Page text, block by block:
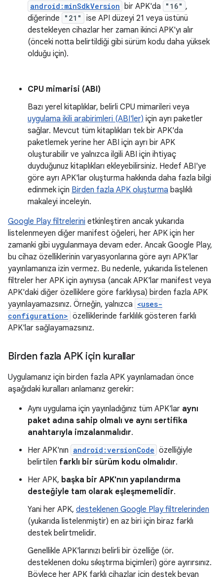
android:minSdkVersion bir APK'da "16" ,
diğerinde
"21"
ise API düzeyi 21 veya üstünü
destekleyen cihazlar her zaman ikinci APK'yı alır
(önceki notta belirtildiği gibi sürüm kodu daha yüksek
olduğu için).
CPU mimarisi (ABI)
Bazı yerel kitaplıklar, belirli CPU mimarileri veya
uygulama ikili arabirimleri (ABI'ler) için ayrı paketler
sağlar. Mevcut tüm kitaplıkları tek bir APK'da
paketlemek yerine her ABI için ayrı bir APK
oluşturabilir ve yalnızca ilgili ABI için ihtiyaç
duyduğunuz kitaplıkları ekleyebilirsiniz. Hedef ABI'ye
göre ayrı APK'lar oluşturma hakkında daha fazla bilgi
edinmek için Birden fazla APK oluşturma başlıklı
makaleyi inceleyin.
Google Play filtrelerini etkinleştiren ancak yukarıda
listelenmeyen diğer manifest öğeleri, her APK için her
zamanki gibi uygulanmaya devam eder. Ancak Google Play,
bu cihaz özelliklerinin varyasyonlarına göre ayrı APK'lar
yayınlamanıza izin vermez. Bu nedenle, yukarıda listelenen
filtreler her APK için aynıysa (ancak APK'lar manifest veya
APK'daki diğer özelliklere göre farklıysa) birden fazla APK
yayınlayamazsınız. Örneğin, yalnızca <uses-
configuration> özelliklerinde farklılık gösteren farklı
APK'lar sağlayamazsınız.
Birden fazla APK için kurallar
Uygulamanız için birden fazla APK yayınlamadan önce
aşağıdaki kuralları anlamanız gerekir:
Aynı uygulama için yayınladığınız tüm APK'lar aynı
paket adına sahip olmalı ve aynı sertifika
anahtarıyla imzalanmalıdır.
Her APK'nın android:versionCode özelliğiyle
belirtilen farklı bir sürüm kodu olmalıdır.
Her APK, başka bir APK'nın yapılandırma
desteğiyle tam olarak eşleşmemelidir.
Yani her APK, desteklenen Google Play filtrelerinden
(yukarıda listelenmiştir) en az biri için biraz farklı
destek belirtmelidir.
Genellikle APK'larınızı belirli bir özelliğe (ör.
desteklenen doku sıkıştırma biçimleri) göre ayırırsınız.
Böylece her APK farklı cihazlar için destek beyan